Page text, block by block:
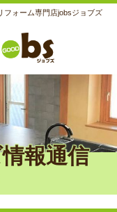
フォーム専門店jobsジョブズ
報通信